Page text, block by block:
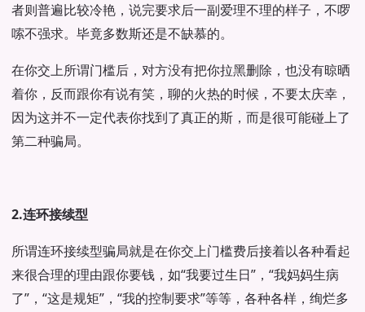
者则普遍比较冷艳，说完要求后一副爱理不理的样子，不啰
嗦不强求。毕竟多数斯还是不缺慕的。
在你交上所谓门槛后，对方没有把你拉黑删除，也没有晾晒
着你，反而跟你有说有笑，聊的火热的时候，不要太庆幸，
因为这并不一定代表你找到了真正的斯，而是很可能碰上了
第二种骗局。
2.连环接续型
所谓连环接续型骗局就是在你交上门槛费后接着以各种看起
来很合理的理由跟你要钱，如“我要过生日”，“我妈妈生病
了”，“这是规矩”，“我的控制要求”等等，各种各样，绚烂多